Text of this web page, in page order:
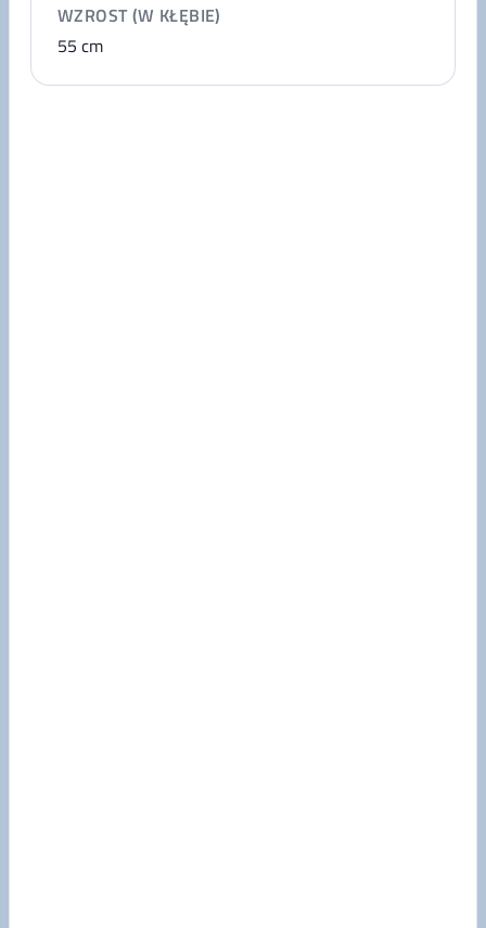
WZROST (W KŁĘBIE)
55 cm